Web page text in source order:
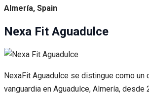
Almería, Spain
Nexa Fit Aguadulce
NexaFit Aguadulce se distingue como un
vanguardia en Aguadulce, Almería, desde